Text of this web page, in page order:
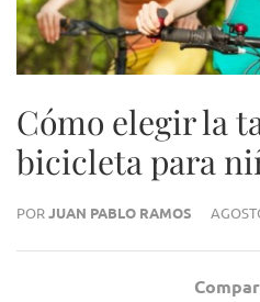
Cómo elegir la
bicicleta para
PORJUAN PABLO RAMOS